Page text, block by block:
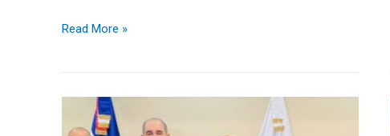
Read More »
Mescyt